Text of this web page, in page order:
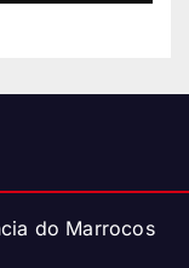
do Marrocos